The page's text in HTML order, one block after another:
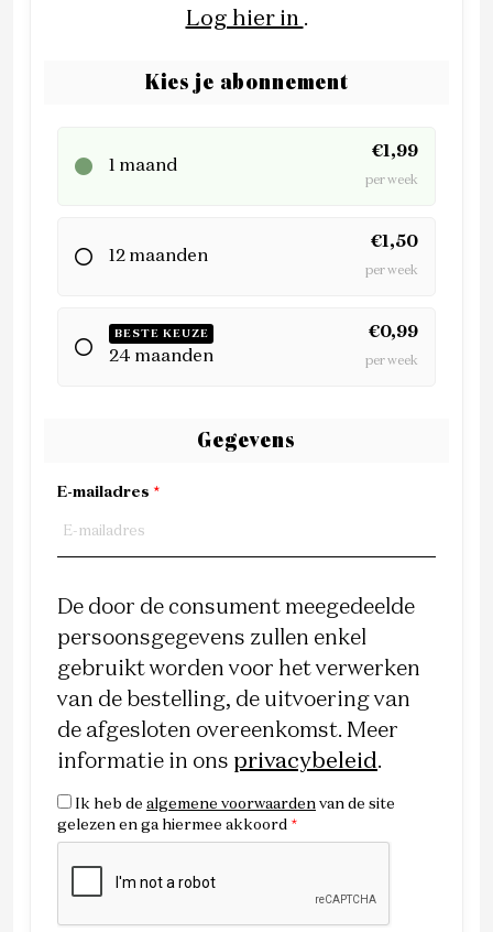
Log hier in .
Kies je abonnement
1 maand
€1,99
per week
12 maanden
€1,50
per week
BESTE KEUZE
24 maanden
€0,99
per week
Gegevens
E-mailadres *
De door de consument meegedeelde
persoonsgegevens zullen enkel
gebruikt worden voor het verwerken
van de bestelling, de uitvoering van
de afgesloten overeenkomst. Meer
informatie in ons privacybeleid.
Ik heb de algemene voorwaarden van de site
gelezen en ga hiermee akkoord *